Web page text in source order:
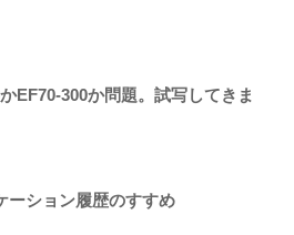
EF70-300か問題。試写してきま
ーション履歴のすすめ